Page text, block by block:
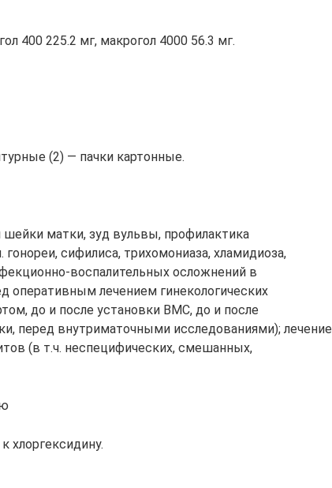
400 225.2 мг, макрогол 4000 56.3 мг.
(2) — пачки картонные.
матки, зуд вульвы, профилактика
гонореи, сифилиса, трихомониаза, хламидиоза,
воспалительных осложнений в
оперативным лечением гинекологических
до и после установки ВМС, до и после
перед внутриматочными исследованиями); лечение
(в т.ч. неспецифических, смешанных,
хлоргексидину.